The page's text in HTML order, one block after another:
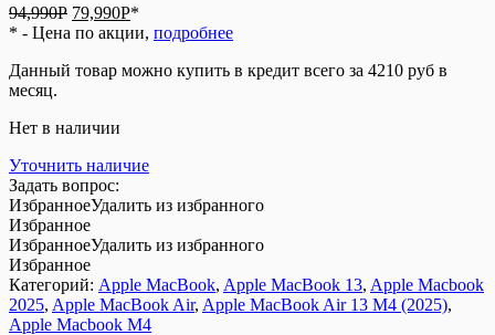
94,990Р Первоначальная
цена
94,990Р.
79,990РТекущая
цена:
*
* - Цена по акции, подробнее
Данный товар можно купить в кредит всего за 4210 руб в
месяц.
Нет в наличии
Уточнить наличие
Задать вопрос:
ИзбранноеУдалить из избранного
Избранное
ИзбранноеУдалить из избранного
Избранное
Категорий: Apple MacBook, Apple MacBook 13, Apple Macbook
2025, Apple MacBook Air, Apple MacBook Air 13 M4 (2025),
Apple Macbook M4